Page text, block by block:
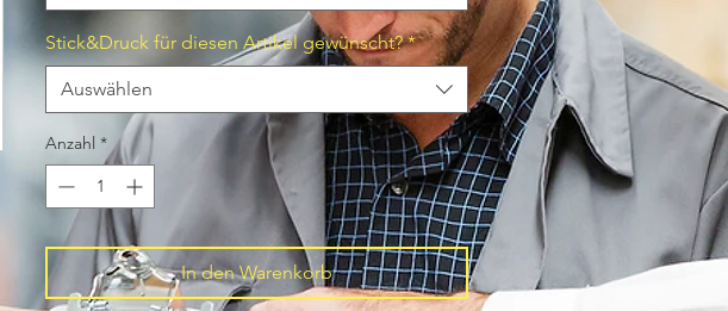
Stick&Druck für diesen Artikel gewünscht? *
Auswählen
Anzahl *
In den Warenkorb